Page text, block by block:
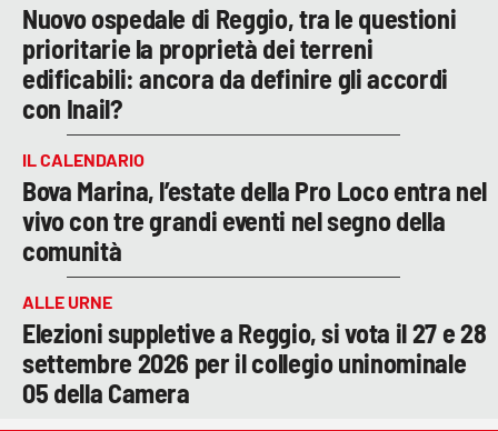
Nuovo ospedale di Reggio, tra le questioni
prioritarie la proprietà dei terreni
edificabili: ancora da definire gli accordi
con Inail?
IL CALENDARIO
Bova Marina, l’estate della Pro Loco entra nel
vivo con tre grandi eventi nel segno della
comunità
ALLE URNE
Elezioni suppletive a Reggio, si vota il 27 e 28
settembre 2026 per il collegio uninominale
05 della Camera